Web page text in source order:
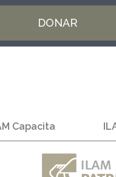
DONAR
Capacita